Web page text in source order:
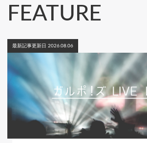
FEATURE
最新記事更新日 2026.08.06